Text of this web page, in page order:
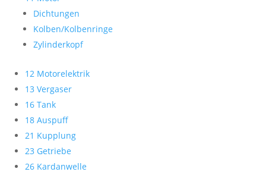
Dichtungen
Kolben/Kolbenringe
Zylinderkopf
12 Motorelektrik
13 Vergaser
16 Tank
18 Auspuff
21 Kupplung
23 Getriebe
26 Kardanwelle